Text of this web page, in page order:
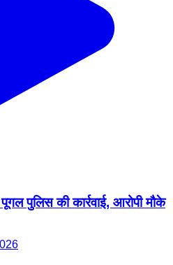
पुलिस की कार्रवाई, आरोपी मौके